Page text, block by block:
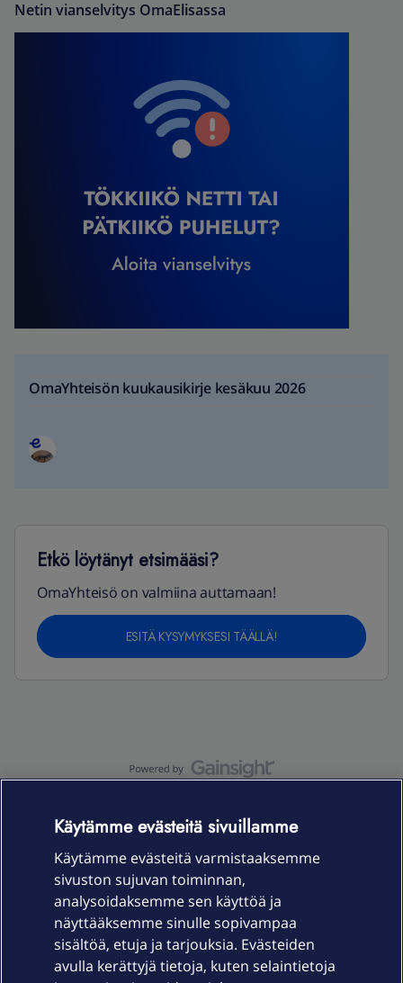
Netin vianselvitys OmaElisassa
OmaYhteisön kuukausikirje kesäkuu 2026
Etkö löytänyt etsimääsi?
OmaYhteisö on valmiina auttamaan!
ESITÄ KYSYMYKSESI TÄÄLLÄ!
Laitteet & liittymät
Palvelut
Käytämme evästeitä sivuillamme
Käytämme evästeitä varmistaaksemme
sivuston sujuvan toiminnan,
analysoidaksemme sen käyttöä ja
näyttääksemme sinulle sopivampaa
sisältöä, etuja ja tarjouksia. Evästeiden
avulla kerättyjä tietoja, kuten selaintietoja